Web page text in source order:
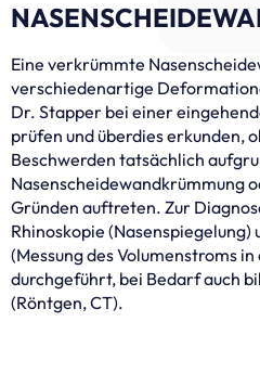
Eine verkrümmte
verschiedenartige
Dr. Stapper bei einer
prüfen und überdies erkunden,
Beschwerden tatsächlich
Nasenscheidewandkrümmung
Gründen auftreten. Zur
Rhinoskopie
(Messung des Volumenstroms
durchgeführt, bei Bedarf auch
(Röntgen, CT).